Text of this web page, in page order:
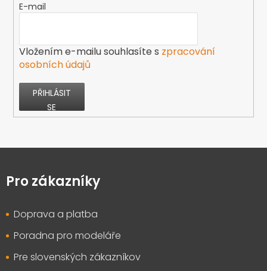
E-mail
Vložením e-mailu souhlasíte s zpracování
osobních údajů
PŘIHLÁSIT
SE
pPro zákazníky
Doprava a platba
Poradna pro modeláře
Pre slovenských zákazníkov